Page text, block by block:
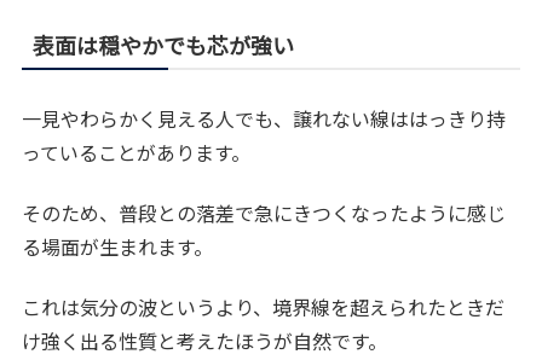
表面は穏やかでも芯が強い
一見やわらかく見える人でも、譲れない線ははっきり持
っていることがあります。
そのため、普段との落差で急にきつくなったように感じ
る場面が生まれます。
これは気分の波というより、境界線を超えられたときだ
け強く出る性質と考えたほうが自然です。